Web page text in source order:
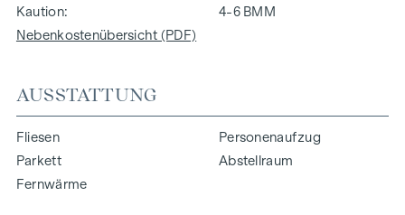
Kaution
4-6 BMM
Nebenkostenübersicht (PDF)
AUSSTATTUNG
Fliesen
Parkett
Fernwärme
Personenaufzug
Abstellraum